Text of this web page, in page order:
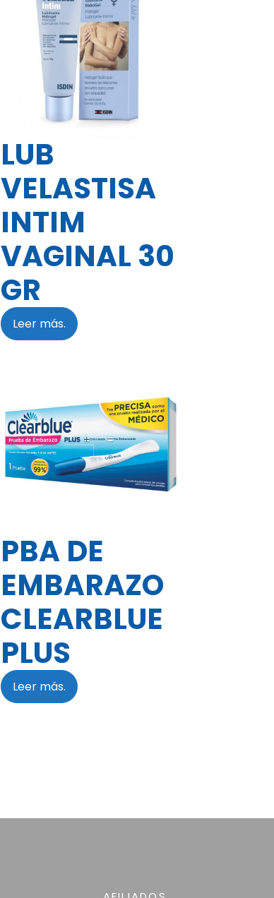
LUB
VELASTISA
INTIM
VAGINAL 30
GR
Leer más.
PBA DE
EMBARAZO
CLEARBLUE
PLUS
Leer más.